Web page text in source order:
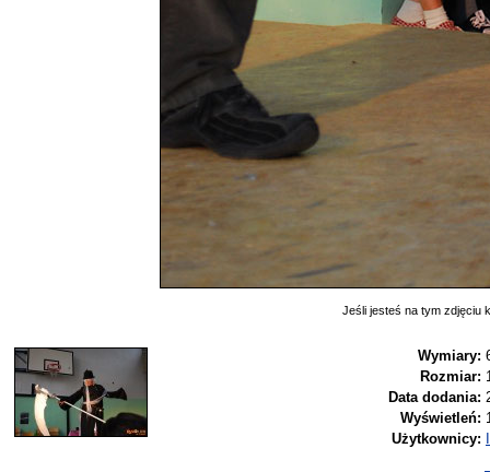
Jeśli jesteś na tym zdjęciu
Wymiary:
Rozmiar:
Data dodania:
Wyświetleń:
Użytkownicy: